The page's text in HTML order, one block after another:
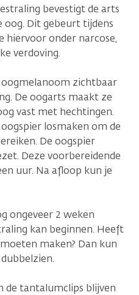
bevestigt de arts
oog. Dit gebeurt tijdens
hiervoor onder narcose,
verdoving.
zichtbaar
De oogarts maakt ze
vast met hechtingen.
losmaken om de
De oogspier
Deze voorbereidende
uur. Na afloop kun je
ongeveer 2 weken
kan beginnen. Heeft
maken? Dan kun
de tantalumclips blijven